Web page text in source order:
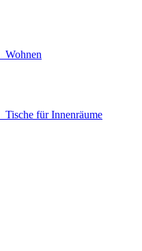
Wohnen
Tische für Innenräume